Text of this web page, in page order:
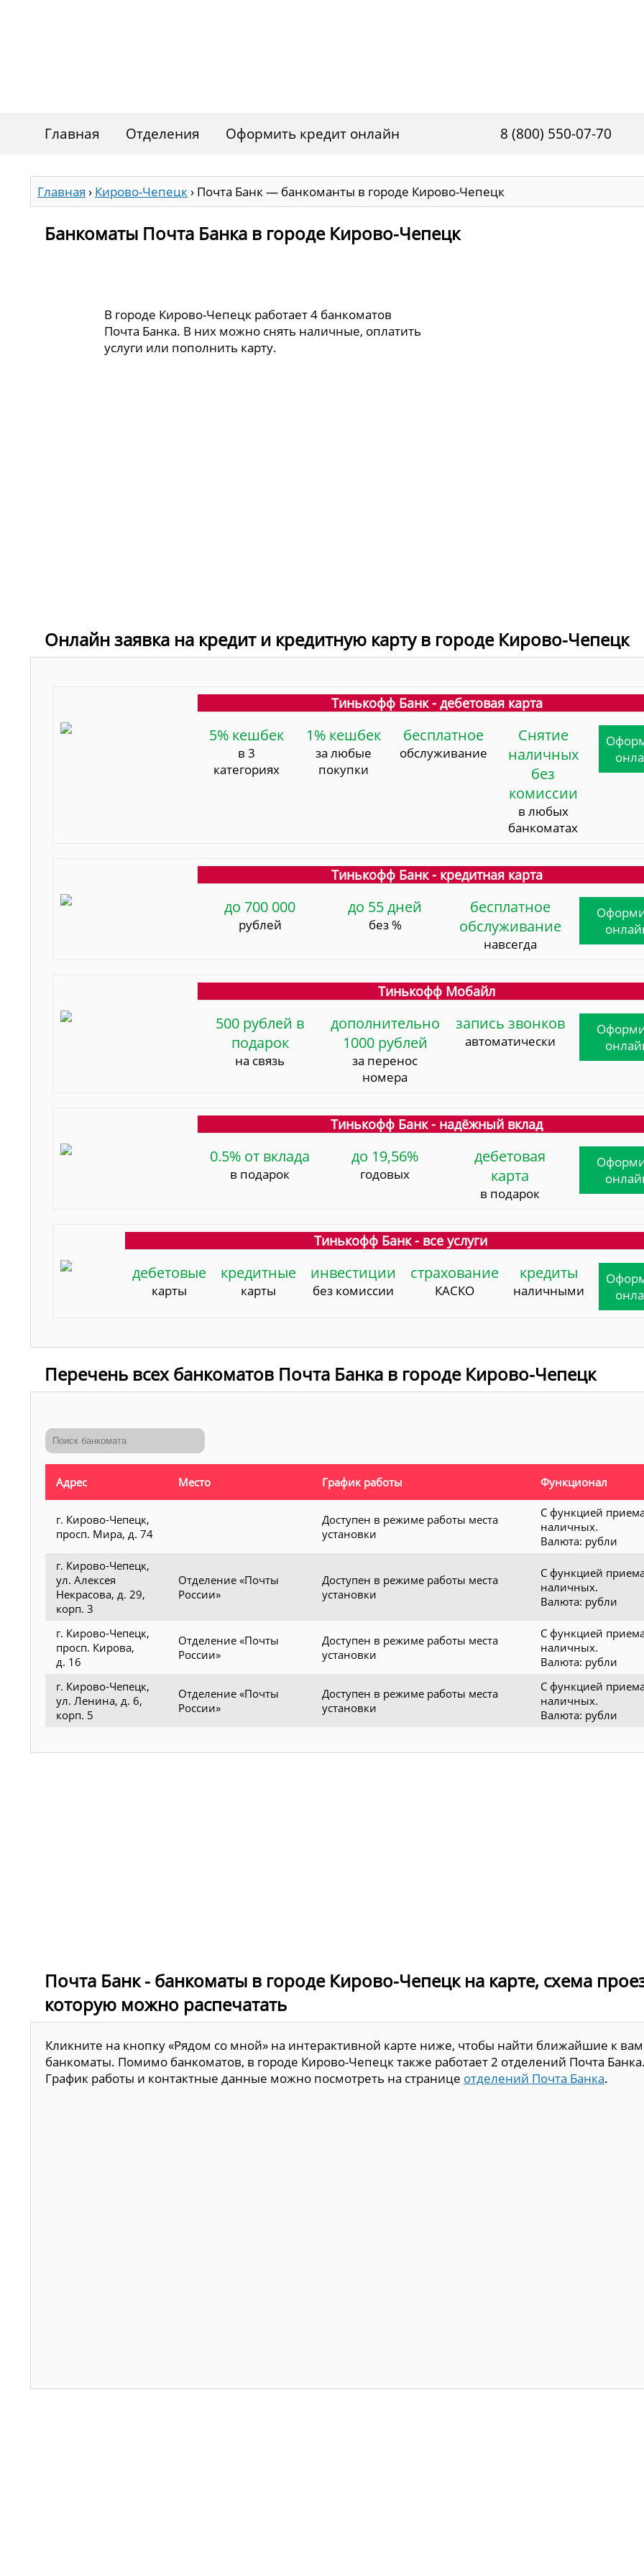
Главная Отделения Оформить кредит онлайн 8 (800) 550-07-70
Главная › Кирово-Чепецк› Почта Банк — банкоманты в городе Кирово-Чепецк
Банкоматы Почта Банка в городе Кирово-Чепецк
В городе Кирово-Чепецк работает 4 банкоматов
Почта Банка. В них можно снять наличные, оплатить
услуги или пополнить карту.
Онлайн заявка на кредит и кредитную карту в городе Кирово-Чепецк
Тинькофф Банк - дебетовая карта
5% кешбек
в 3
категориях
1% кешбек
за любые
покупки
бесплатное
обслуживание
Снятие
наличных
без
комиссии
в любых
банкоматах
Тинькофф Банк - кредитная карта
до 700 000
рублей
до 55 дней
без %
бесплатное
обслуживание
навсегда
Тинькофф Мобайл
500 рублей в
подарок
на связь
дополнительно
1000 рублей
за перенос
номера
запись звонков
автоматически
Тинькофф Банк - надёжный вклад
0.5% от вклада
в подарок
до 19,56%
годовых
дебетовая
карта
в подарок
Тинькофф Банк - все услуги
дебетовые
карты
кредитные
карты
инвестиции
без комиссии
страхование
КАСКО
кредиты
наличными
Перечень всех банкоматов Почта Банка в городе Кирово-Чепецк
Адрес Место График работы Функционал
г. Кирово-Чепецк,
просп. Мира, д. 74
Доступен в режиме работы места
установки
С функцией
наличных.
Валюта: рубли
г. Кирово-Чепецк,
ул. Алексея
Некрасова, д. 29,
корп. 3
Отделение «Почты
России»
Доступен в режиме работы места
установки
С функцией
наличных.
Валюта: рубли
г. Кирово-Чепецк,
просп. Кирова,
д. 16
Отделение «Почты
России»
Доступен в режиме работы места
установки
С функцией
наличных.
Валюта: рубли
г. Кирово-Чепецк,
ул. Ленина, д. 6,
корп. 5
Отделение «Почты
России»
Доступен в режиме работы места
установки
С функцией
наличных.
Валюта: рубли
Почта Банк - банкоматы в городе Кирово-Чепецк на карте, схема
которую можно распечатать
Кликните на кнопку «Рядом со мной» на интерактивной карте ниже, чтобы найти ближайшие к вам
банкоматы. Помимо банкоматов, в городе Кирово-Чепецк также работает 2 отделений Почта
График работы и контактные данные можно посмотреть на странице отделений Почта Банка.